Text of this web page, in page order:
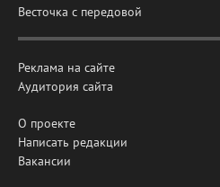
Весточка с передовой
Реклама на сайте
Аудитория сайта
О проекте
Написать редакции
Вакансии